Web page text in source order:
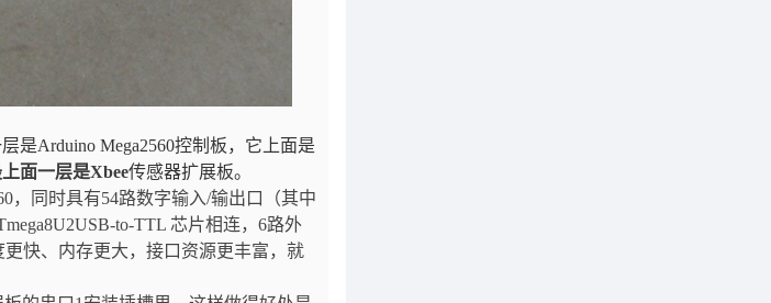
是Arduino Mega2560控制板，它上面是
面一层是Xbee传感器扩展板。
，同时具有54路数字输入/输出口（其中
to-TTL 芯片相连，6路外
快、内存更大，接口资源更丰富，就